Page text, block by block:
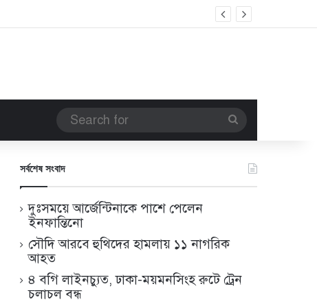
for
সর্বশেষ সংবাদ
দুঃসময়ে আর্জেন্টিনাকে পাশে পেলেন
ইনফান্তিনো
সৌদি আরবে হুথিদের হামলায় ১১ নাগরিক
আহত
৪ বগি লাইনচ্যুত, ঢাকা-ময়মনসিংহ রুটে ট্রেন
চলাচল বন্ধ